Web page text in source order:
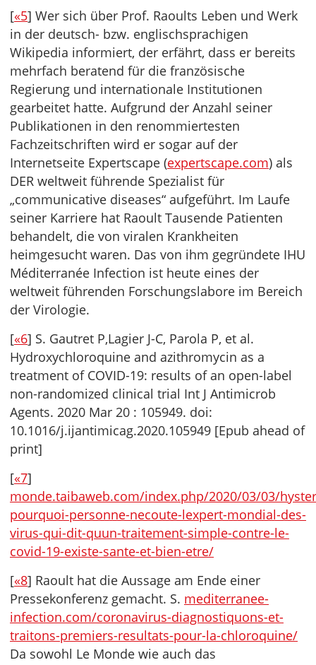
[«5] Wer sich über Prof. Raoults Leben und Werk
in der deutsch- bzw. englischsprachigen
Wikipedia informiert, der erfährt, dass er bereits
mehrfach beratend für die französische
Regierung und internationale Institutionen
gearbeitet hatte. Aufgrund der Anzahl seiner
Publikationen in den renommiertesten
Fachzeitschriften wird er sogar auf der
Internetseite Expertscape (expertscape.com) als
DER weltweit führende Spezialist für
„communicative diseases“ aufgeführt. Im Laufe
seiner Karriere hat Raoult Tausende Patienten
behandelt, die von viralen Krankheiten
heimgesucht waren. Das von ihm gegründete IHU
Méditerranée Infection ist heute eines der
weltweit führenden Forschungslabore im Bereich
der Virologie.
[«6] S. Gautret P,Lagier J-C, Parola P, et al.
Hydroxychloroquine and azithromycin as a
treatment of COVID-19: results of an open-label
non-randomized clinical trial Int J Antimicrob
Agents. 2020 Mar 20 : 105949. doi:
10.1016/j.ijantimicag.2020.105949 [Epub ahead of
print]
[«7]
monde.taibaweb.com/index.php/2020/03/03/
pourquoi-personne-necoute-lexpert-mondial-des-
virus-qui-dit-quun-traitement-simple-contre-le-
covid-19-existe-sante-et-bien-etre/
[«8] Raoult hat die Aussage am Ende einer
Pressekonferenz gemacht. S. mediterranee-
infection.com/coronavirus-diagnostiquons-et-
traitons-premiers-resultats-pour-la-chloroquine/
Da sowohl Le Monde wie auch das